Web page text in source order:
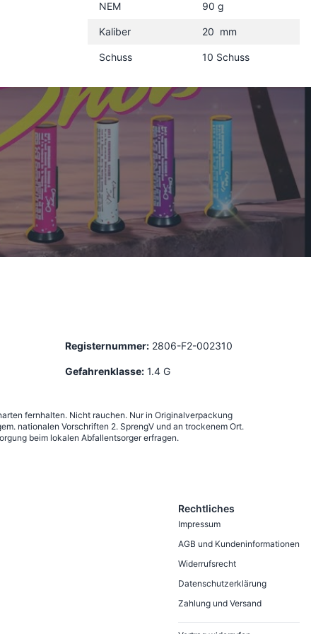
NEM 90 g
Kaliber 20 mm
Schuss 10 Schuss
Registernummer: 2806-F2-002310
Gefahrenklasse: 1.4 G
fernhalten. Nicht rauchen. Nur in Originalverpackung
nationalen Vorschriften 2. SprengV und an trockenem Ort.
beim lokalen Abfallentsorger erfragen.
Rechtliches
Impressum
AGB und Kundeninformationen
Widerrufsrecht
Datenschutzerklärung
Zahlung und Versand